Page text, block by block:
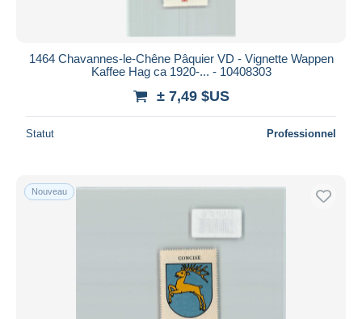
1464 Chavannes-le-Chêne Pâquier VD - Vignette Wappen
Kaffee Hag ca 1920-... - 10408303
± 7,49 $US
Statut Professionnel
Nouveau